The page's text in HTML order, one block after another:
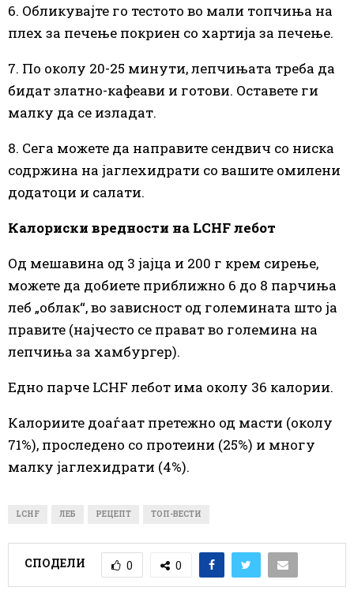
6. Обликувајте го тестото во мали топчиња на
плех за печење покриен со хартија за печење.
7. По околу 20-25 минути, лепчињата треба да
бидат златно-кафеави и готови. Оставете ги
малку да се изладат.
8. Сега можете да направите сендвич со ниска
содржина на јаглехидрати со вашите омилени
додатоци и салати.
Калориски вредности на LCHF лебот
Од мешавина од 3 јајца и 200 г крем сирење,
можете да добиете приближно 6 до 8 парчиња
леб „облак“, во зависност од големината што ја
правите (најчесто се прават во големина на
лепчиња за хамбургер).
Едно парче LCHF лебот има околу 36 калории.
Калориите доаѓаат претежно од масти (околу
71%), проследено со протеини (25%) и многу
малку јаглехидрати (4%).
LCHF ЛЕБ РЕЦЕПТ ТОП-ВЕСТИ
СПОДЕЛИ 0 0